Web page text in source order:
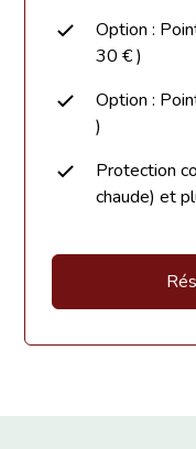
Option :
30 € )
Option :
)
Protection
chaude) et